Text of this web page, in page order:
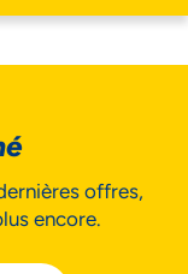
offres,
encore.